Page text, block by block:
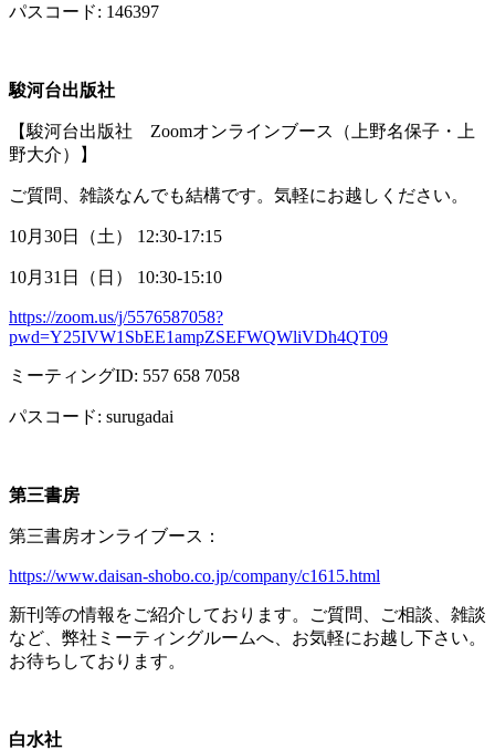
パスコード: 146397
駿河台出版社
【駿河台出版社 Zoomオンラインブース（上野名保子・上
野大介）】
ご質問、雑談なんでも結構です。気軽にお越しください。
10月 30日（土） 12:30-17:15
10月 31 日（日） 10:30-15:10
https://zoom.us/j/5576587058?
pwd=Y25IVW1SbEE1ampZSEFWQWliVDh4QT09
ミーティングID: 557 658 7058
パスコード: surugadai
第三書房
第三書房オンライブース：
https://www.daisan-shobo.co.jp/company/c1615.html
新刊等の情報をご紹介しております。ご質問、ご相談、雑談
など、弊社ミーティングルームへ、お気軽にお越し下さい。
お待ちしております。
白水社